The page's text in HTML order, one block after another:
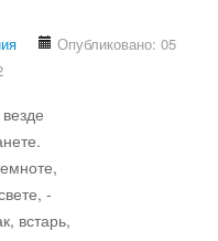
Опубликовано: 05
-
встарь,